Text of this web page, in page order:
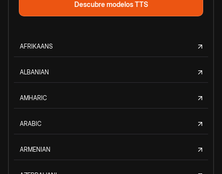
Descubre modelos TTS
AFRIKAANS
ALBANIAN
AMHARIC
ARABIC
ARMENIAN